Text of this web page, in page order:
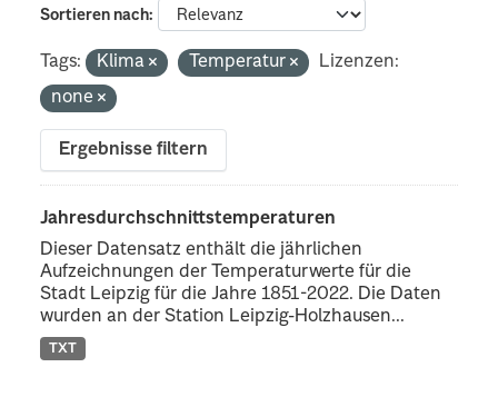
Sortieren nach
Tags: Klima Temperatur
Lizenzen:
none
Ergebnisse filtern
Jahresdurchschnittstemperaturen
Dieser Datensatz enthält die jährlichen
Aufzeichnungen der Temperaturwerte für die
Stadt Leipzig für die Jahre 1851-2022. Die Daten
wurden an der Station Leipzig-Holzhausen...
TXT